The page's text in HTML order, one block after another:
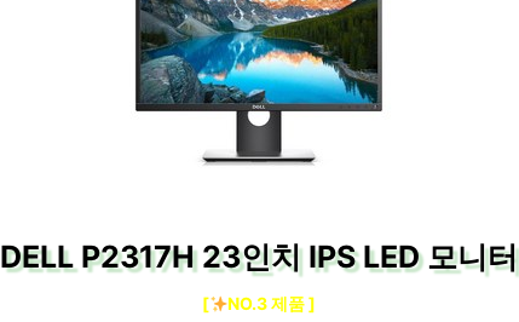
DELL P2317H 23인치 IPS LED 모니터
[ NO.3 제품 ]